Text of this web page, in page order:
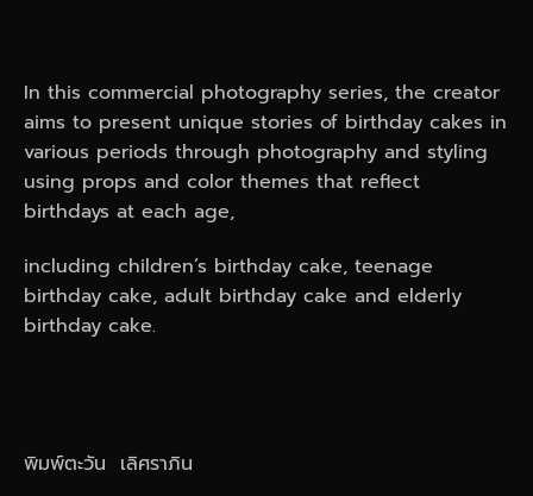
In this commercial photography series, the creator
aims to present unique stories of birthday cakes in
various periods through photography and styling
using props and color themes that reflect
birthdays at each age,
including children’s birthday cake, teenage
birthday cake, adult birthday cake and elderly
birthday cake.
พิมพ์ตะวัน เลิศราภิน